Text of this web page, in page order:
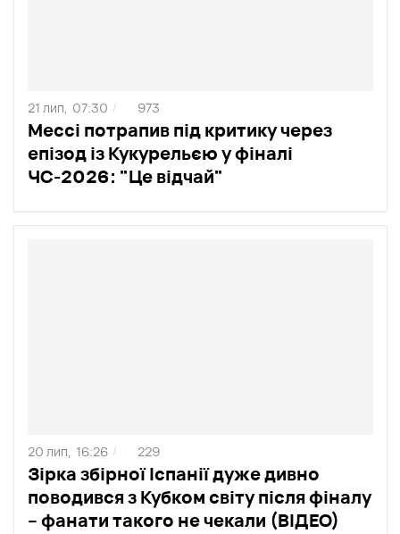
Мессі потрапив під критику через
епізод із Кукурельєю у фіналі
ЧС-2026: "Це відчай"
21 лип, 07:30 / 973
Зірка збірної Іспанії дуже дивно
поводився з Кубком світу після фіналу
– фанати такого не чекали (ВІДЕО)
20 лип, 16:26 / 229